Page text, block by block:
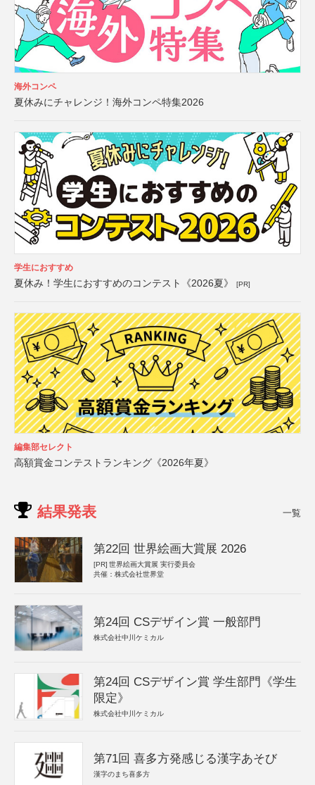
海外コンペ
夏休みにチャレンジ！海外コンペ特集2026
学生におすすめ
夏休み！学生におすすめのコンテスト《2026夏》 [PR]
編集部セレクト
高額賞金コンテストランキング《2026年夏》
結果発表 一覧
第22回 世界絵画大賞展 2026
[PR] 世界絵画大賞展 実行委員会
共催：株式会社世界堂
第24回 CSデザイン賞 一般部門
株式会社中川ケミカル
第24回 CSデザイン賞 学生部門《学生
限定》
株式会社中川ケミカル
第71回 喜多方発感じる漢字あそび
漢字のまち喜多方